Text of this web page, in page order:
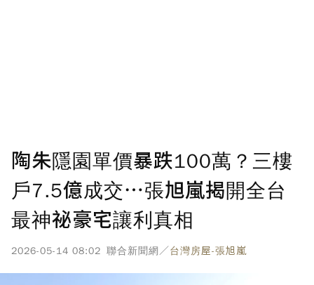
陶朱隱園單價暴跌100萬？三樓
戶7.5億成交…張旭嵐揭開全台
最神祕豪宅讓利真相
2026-05-14 08:02 聯合新聞網／台灣房屋-張旭嵐